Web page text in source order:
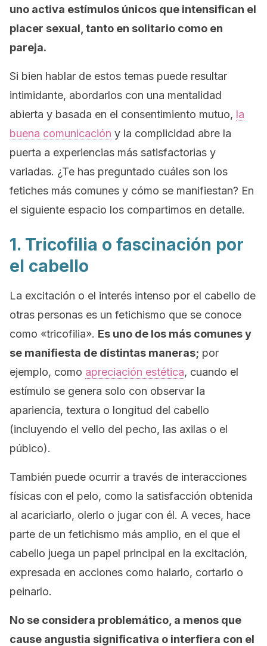
uno activa estímulos únicos que intensifican el
placer sexual, tanto en solitario como en
pareja.
Si bien hablar de estos temas puede resultar
intimidante, abordarlos con una mentalidad
abierta y basada en el consentimiento mutuo, la
buena comunicación y la complicidad abre la
puerta a experiencias más satisfactorias y
variadas. ¿Te has preguntado cuáles son los
fetiches más comunes y cómo se manifiestan? En
el siguiente espacio los compartimos en detalle.
1. Tricofilia o fascinación por
el cabello
La excitación o el interés intenso por el cabello de
otras personas es un fetichismo que se conoce
como «tricofilia». Es uno de los más comunes y
se manifiesta de distintas maneras; por
ejemplo, como apreciación estética, cuando el
estímulo se genera solo con observar la
apariencia, textura o longitud del cabello
(incluyendo el vello del pecho, las axilas o el
púbico).
También puede ocurrir a través de interacciones
físicas con el pelo, como la satisfacción obtenida
al acariciarlo, olerlo o jugar con él. A veces, hace
parte de un fetichismo más amplio, en el que el
cabello juega un papel principal en la excitación,
expresada en acciones como halarlo, cortarlo o
peinarlo.
No se considera problemático, a menos que
cause angustia significativa o interfiera con el